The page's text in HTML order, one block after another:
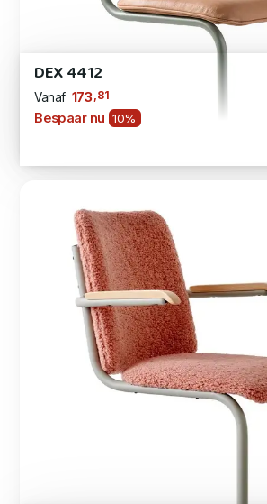
DEX 4412
Vanaf 173,81
Bespaar nu 10%